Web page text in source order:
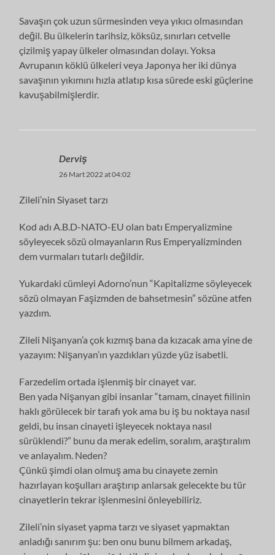
Savaşın çok uzun sürmesinden veya yıkıcı olmasından
değil. Bu ülkelerin tarihsiz, köksüz, sınırları cetvelle
çizilmiş yapay ülkeler olmasından dolayı. Yoksa
Avrupanın köklü ülkeleri veya Japonya her iki dünya
savaşının yıkımını hızla atlatıp kısa sürede eski güçlerine
kavuşabilmişlerdir.
Derviş
26 Mart 2022 at 04:02
Zileli’nin Siyaset tarzı
Kod adı A.B.D-NATO-EU olan batı Emperyalizmine
söyleyecek sözü olmayanların Rus Emperyalizminden
dem vurmaları tutarlı değildir.
Yukardaki cümleyi Adorno’nun “Kapitalizme söyleyecek
sözü olmayan Faşizmden de bahsetmesin” sözüne atfen
yazdım.
Zileli Nişanyan’a çok kızmış bana da kızacak ama yine de
yazayım: Nişanyan’ın yazdıkları yüzde yüz isabetli.
Farzedelim ortada işlenmiş bir cinayet var.
Ben yada Nişanyan gibi insanlar “tamam, cinayet fiilinin
haklı görülecek bir tarafı yok ama bu iş bu noktaya nasıl
geldi, bu insan cinayeti işleyecek noktaya nasıl
sürüklendi?” bunu da merak edelim, soralım, araştıralım
ve anlayalım. Neden?
Çünkü şimdi olan olmuş ama bu cinayete zemin
hazırlayan koşulları araştırıp anlarsak gelecekte bu tür
cinayetlerin tekrar işlenmesini önleyebiliriz.
Zileli’nin siyaset yapma tarzı ve siyaset yapmaktan
anladığı sanırım şu: ben onu bunu bilmem arkadaş,